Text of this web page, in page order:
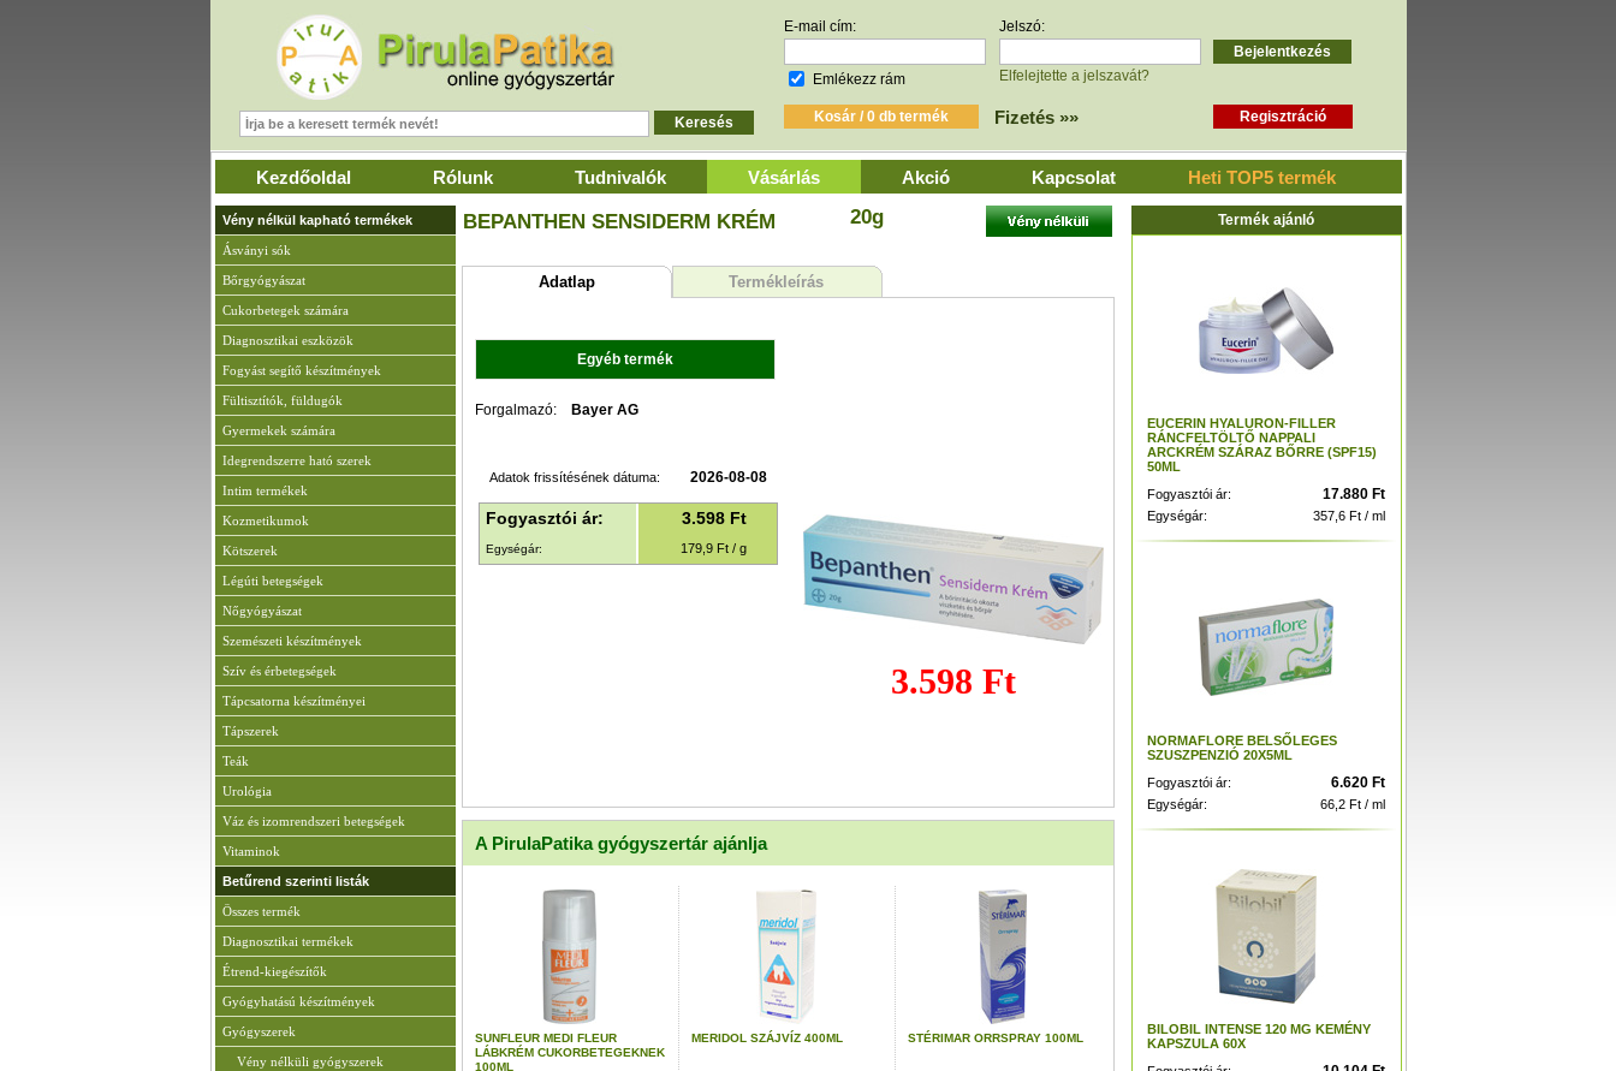
E-mail cím: Jelszó:
Emlékezz rám Elfelejtette a jelszavát?
Fizetés »»
Kezdőoldal Rólunk Tudnivalók Vásárlás Akció Kapcsolat Heti TOP5 termék
Vény nélkül kapható termékek
Ásványi sók
Bőrgyógyászat
Cukorbetegek számára
Diagnosztikai eszközök
Fogyást segítő készítmények
Fültisztítók, füldugók
Gyermekek számára
Idegrendszerre ható szerek
Intim termékek
Kozmetikumok
Kötszerek
Légúti betegségek
Nőgyógyászat
Szemészeti készítmények
Szív és érbetegségek
Tápcsatorna készítményei
Tápszerek
Teák
Urológia
Váz és izomrendszeri betegségek
Vitaminok
Betűrend szerinti listák
Összes termék
Diagnosztikai termékek
Étrend-kiegészítők
Gyógyhatású készítmények
Gyógyszerek
Vény nélküli gyógyszerek
BEPANTHEN SENSIDERM KRÉM 20g
Adatlap Termékleírás
Egyéb termék
Forgalmazó: Bayer AG
3.598 Ft
Adatok frissítésének dátuma: 2026-08-08
Fogyasztói ár: 3.598 Ft
Egységár: 179,9 Ft / g
A PirulaPatika gyógyszertár ajánlja
SUNFLEUR MEDI FLEUR
LÁBKRÉM CUKORBETEGEKNEK
100ML
MERIDOL SZÁJVÍZ 400ML STÉRIMAR ORRSPRAY 100ML
Termék ajánló
EUCERIN HYALURON-FILLER
RÁNCFELTÖLTŐ NAPPALI
ARCKRÉM SZÁRAZ BŐRRE (SPF15)
50ML
Fogyasztói ár:
17.880 Ft
Egységár: 357,6 Ft / ml
NORMAFLORE BELSŐLEGES
SZUSZPENZIÓ 20X5ML
Fogyasztói ár:
6.620 Ft
Egységár: 66,2 Ft / ml
BILOBIL INTENSE 120 MG KEMÉNY
KAPSZULA 60X